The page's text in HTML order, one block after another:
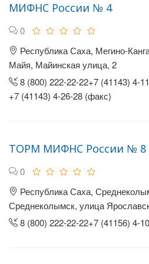
МИФНС России № 4
0
Республика Саха, Мегино-
Майя, Майинская улица, 2
8 (800) 222-22-22+7 (41143) 4-
+7 (41143) 4-26-28 (факс)
ТОРМ МИФНС России № 8
0
Республика Саха,
Среднеколымск, улица
8 (800) 222-22-22+7 (41156) 4-